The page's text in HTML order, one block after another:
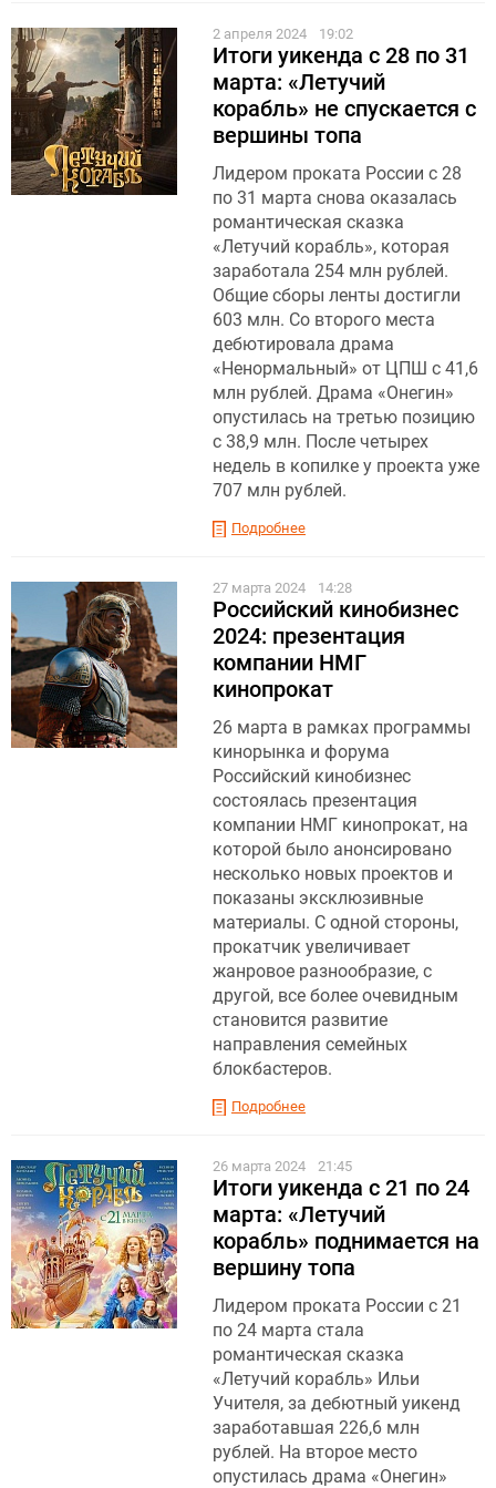
2 апреля 2024 19:02
Итоги уикенда с 28 по 31
марта: «Летучий
корабль» не спускается с
вершины топа
Лидером проката России с 28
по 31 марта снова оказалась
романтическая сказка
«Летучий корабль», которая
заработала 254 млн рублей.
Общие сборы ленты достигли
603 млн. Со второго места
дебютировала драма
«Ненормальный» от ЦПШ с 41,6
млн рублей. Драма «Онегин»
опустилась на третью позицию
с 38,9 млн. После четырех
недель в копилке у проекта уже
707 млн рублей.
Подробнее
27 марта 2024 14:28
Российский кинобизнес
2024: презентация
компании НМГ
кинопрокат
26 марта в рамках программы
кинорынка и форума
Российский кинобизнес
состоялась презентация
компании НМГ кинопрокат, на
которой было анонсировано
несколько новых проектов и
показаны эксклюзивные
материалы. С одной стороны,
прокатчик увеличивает
жанровое разнообразие, с
другой, все более очевидным
становится развитие
направления семейных
блокбастеров.
Подробнее
26 марта 2024 21:45
Итоги уикенда с 21 по 24
марта: «Летучий
корабль» поднимается на
вершину топа
Лидером проката России с 21
по 24 марта стала
романтическая сказка
«Летучий корабль» Ильи
Учителя, за дебютный уикенд
заработавшая 226,6 млн
рублей. На второе место
опустилась драма «Онегин»